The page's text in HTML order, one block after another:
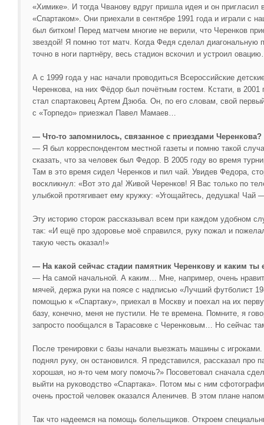
«Химике». И тогда Чванову вдруг пришла идея и он
«Спартаком». Они приехали в сентябре 1991 года и играли с
был битком! Перед матчем многие не верили, что Черенков
звездой! Я помню тот матч. Когда Федя сделал диагональную
точно в ноги партнёру, весь стадион вскочил и устроил
А с 1999 года у нас начали проводиться Всероссийские
Черенкова, на них Фёдор был почётным гостем. Кстати, в
стал спартаковец Артем Дзюба. Он, по его словам, свой
с «Торпедо» приезжал Павел Мамаев…
— Что-то запомнилось, связанное с приездами Черенкова?
— Я был корреспондентом местной газеты и помню такой
сказать, что за человек был Федор. В 2005 году во время
Там в это время сидел Черенков и пил чай. Увидев Федора,
воскликнул: «Вот это да! Живой Черенков! Я Вас только по
улыбкой протягивает ему кружку: «Угощайтесь, дедушка! Чай
Эту историю сторож рассказывал всем при каждом удобном
так: «И ещё про здоровье моё справился, руку пожал и
такую честь оказал!»
— На какой сейчас стадии памятник Черенкову и каким ты
— На самой начальной. А каким… Мне, например, очень
мячей, держа руки на поясе с надписью «Лучший футболист
помощью к «Спартаку», приехал в Москву и поехал на их
базу, конечно, меня не пустили. Не те времена. Помните, я
запросто пообщался в Тарасовке с Черенковым… Но сейчас
После тренировки с базы начали выезжать машины с
поднял руку, он остановился. Я представился, рассказал про
хорошая, но я-то чем могу помочь?» Посоветовал сначала
выйти на руководство «Спартака». Потом мы с ним
очень простой человек оказался Аленичев. В этом плане
Так что надеемся на помощь болельщиков. Откроем